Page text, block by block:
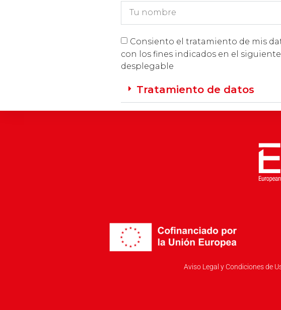
Consiento el tratamiento de mis
con los fines indicados en el siguiente
desplegable
Tratamiento de datos
Aviso Legal y Condiciones de